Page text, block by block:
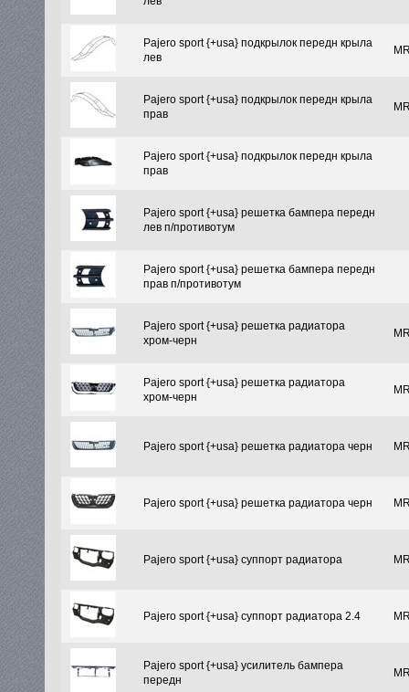
Pajero sport {+usa} подкрылок передн крыла
лев
Pajero sport {+usa} подкрылок передн крыла
прав
Pajero sport {+usa} подкрылок передн крыла
прав
Pajero sport {+usa} решетка бампера передн
лев п/противотум
Pajero sport {+usa} решетка бампера передн
прав п/противотум
Pajero sport {+usa} решетка радиатора
хром-черн
Pajero sport {+usa} решетка радиатора
хром-черн
Pajero sport {+usa} решетка радиатора черн
Pajero sport {+usa} решетка радиатора черн
Pajero sport {+usa} суппорт радиатора
Pajero sport {+usa} суппорт радиатора 2.4
Pajero sport {+usa} усилитель бампера
передн